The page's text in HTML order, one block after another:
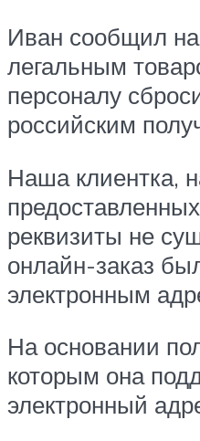
Иван сообщил
легальным
персоналу
российским
Наша клиентка,
реквизиты не
онлайн-заказ
электронным
На основании
которым она
электронный